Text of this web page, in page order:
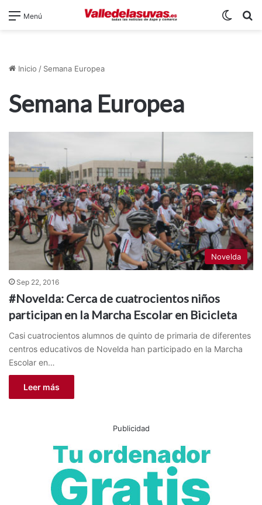
Menú
Inicio / Semana Europea
Semana Europea
Novelda
Sep 22, 2016
#Novelda: Cerca de cuatrocientos niños
participan en la Marcha Escolar en Bicicleta
Casi cuatrocientos alumnos de quinto de primaria de diferentes
centros educativos de Novelda han participado en la Marcha
Escolar en…
Leer más
Publicidad